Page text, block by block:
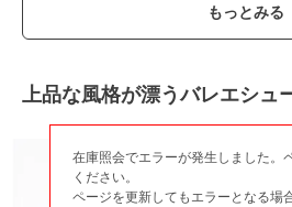
もっとみる
上品な風格が漂うバレエシュ
在庫照会でエラーが発生しました。
ください。
ページを更新してもエラーとなる場